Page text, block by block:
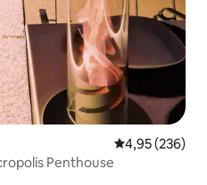
Évaluation
4,95 (236)
Penthouse